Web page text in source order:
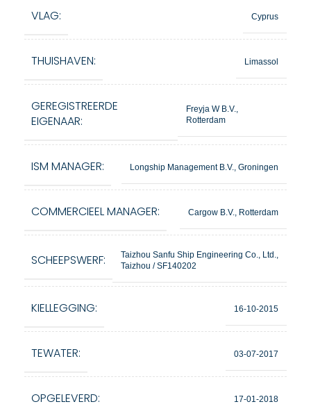
VLAG: Cyprus
THUISHAVEN: Limassol
GEREGISTREERDE
EIGENAAR:
Freyja W B.V.,
Rotterdam
ISM MANAGER: Longship Management B.V., Groningen
COMMERCIEEL MANAGER: Cargow B.V., Rotterdam
SCHEEPSWERF:
Taizhou Sanfu Ship Engineering Co., Ltd.,
Taizhou / SF140202
KIELLEGGING: 16-10-2015
TEWATER: 03-07-2017
OPGELEVERD: 17-01-2018